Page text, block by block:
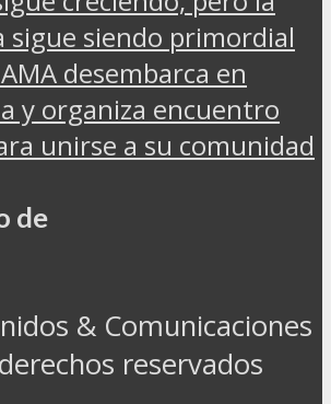
sigue siendo primordial
desembarca en
y organiza encuentro
unirse a su comunidad
de
& Comunicaciones
reservados